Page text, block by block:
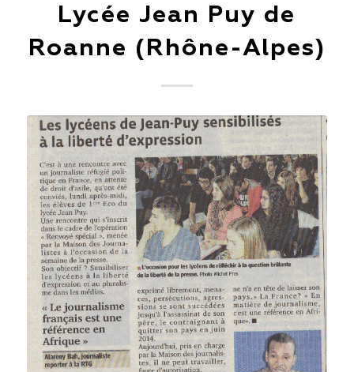
Lycée Jean Puy de
Roanne (Rhône-Alpes)